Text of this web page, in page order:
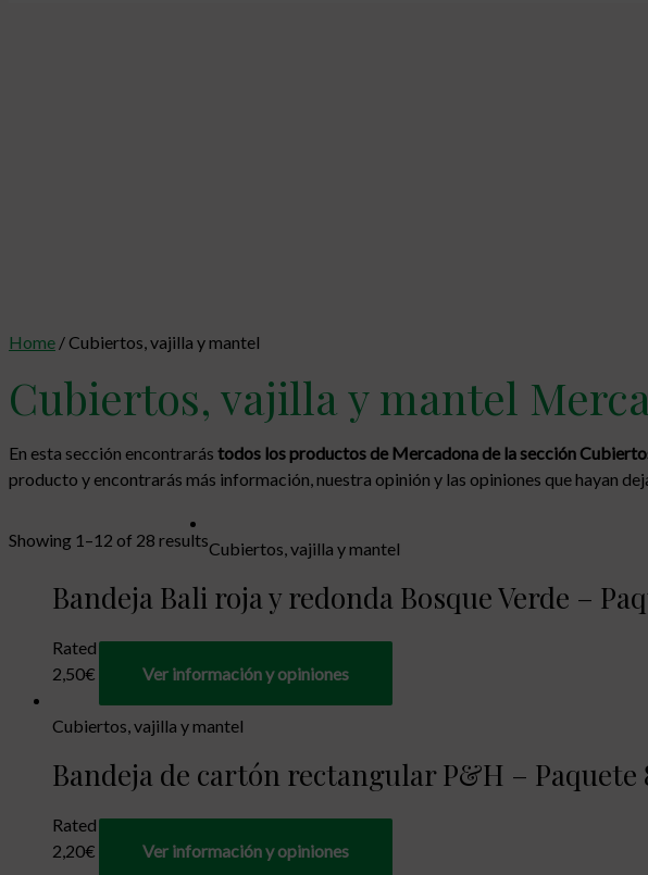
Home / Cubiertos, vajilla y mantel
Cubiertos, vajilla y mantel
En esta sección encontrarás todos los productos de Mercadona de la sección
producto y encontrarás más información, nuestra opinión y las opiniones que hayan
Showing 1–12 of 28 resultsCubiertos, vajilla y mantel
Bandeja Bali roja y redonda Bosque Verde –
Rated0out of 5
2,50€ Ver información y opiniones
Cubiertos, vajilla y mantel
Bandeja de cartón rectangular P&H – Paquete
Rated0out of 5
2,20€ Ver información y opiniones